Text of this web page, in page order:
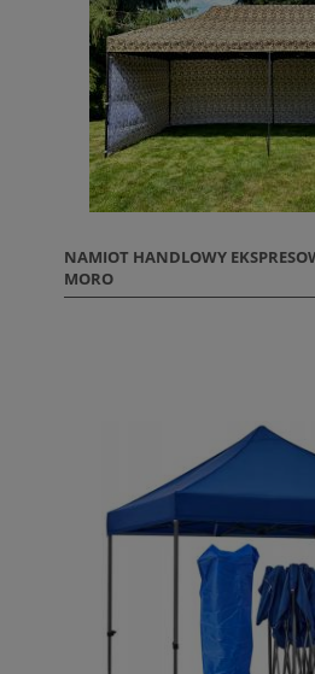
NAMIOT HANDLOWY
MORO